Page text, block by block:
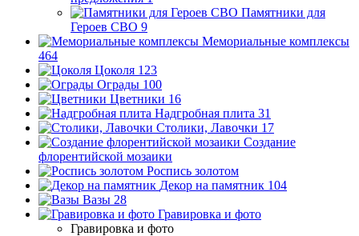
Памятники для
Героев СВО 9
Мемориальные комплексы
464
Цоколя 123
Ограды 100
Цветники 16
Надгробная плита 31
Столики, Лавочки 17
Создание
флорентийской мозаики
Роспись золотом
Декор на памятник 104
Вазы 28
Гравировка и фото
Гравировка и фото